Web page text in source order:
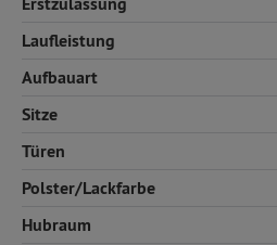
Laufleistung
Aufbauart
Sitze
Türen
Polster/Lackfarbe
Hubraum